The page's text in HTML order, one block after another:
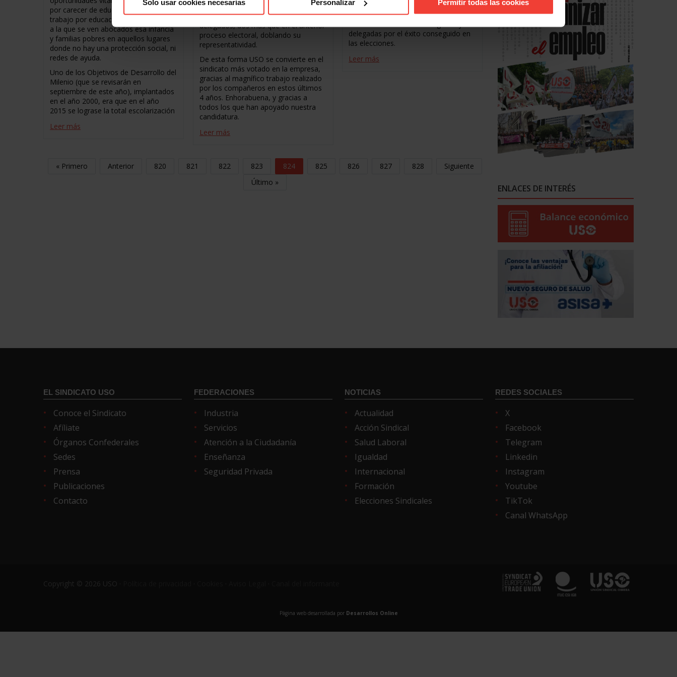
Solo usar cookies necesarias Personalizar Permitir todas las cookies
por carecer de educación. Ese trueque,
trabajo por educación, es una realidad
a la que se ven abocados esa infancia
y familias pobres en aquellos lugares
donde no hay una protección social, ni
redes de ayuda.
Uno de los Objetivos de Desarrollo del
Milenio (que se revisarán en
septiembre de este año), implantados
en el año 2000, era que en el año
2015 se lograse la total escolarización
Leer más
repite resultado con 2 delegados.
delegadas por el éxito conseguido en
las elecciones.
Leer más
empresa Secopsa Servicios, en
Valencia, USCOCV obtuvo 4
delegados, dos mas que en el anterior
proceso electoral, doblando su
representatividad.
De esta forma USO se convierte en el
sindicato más votado en la empresa,
gracias al magnífico trabajo realizado
por los compañeros en estos últimos
4 años. Enhorabuena, y gracias a
todos los que han apoyado nuestra
candidatura.
Leer más
« Primero Anterior 820 821 822 823 824 825 826 827 828
Siguiente
Último »
ENLACES DE INTERÉS
EL SINDICATO USO
Conoce el Sindicato
Afíliate
Órganos Confederales
Sedes
Prensa
Publicaciones
Contacto
FEDERACIONES
Industria
Servicios
Atención a la Ciudadanía
Enseñanza
Seguridad Privada
NOTICIAS
Actualidad
Acción Sindical
Salud Laboral
Igualdad
Internacional
Formación
Elecciones Sindicales
REDES SOCIALES
X
Facebook
Telegram
Linkedin
Instagram
Youtube
TikTok
Canal WhatsApp
Copyright © 2026 USO ·
Página web desarrollada por Desarrollos Online